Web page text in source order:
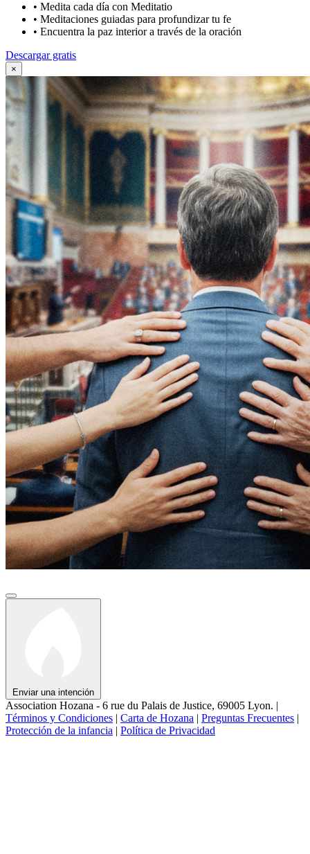
• Medita cada día con Meditatio
• Meditaciones guiadas para profundizar tu fe
• Encuentra la paz interior a través de la oración
Descargar gratis
×
Enviar una intención
Association Hozana - 6 rue du Palais de Justice, 69005 Lyon. |
Términos y Condiciones | Carta de Hozana | Preguntas Frecuentes |
Protección de la infancia | Política de Privacidad